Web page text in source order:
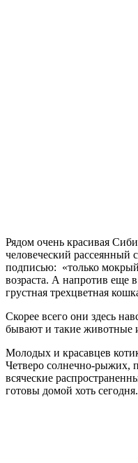
Рядом очень красивая
человеческий рассеянный
подписью: «только мокрый
возраста. А напротив еще
грустная трехцветная
Скорее всего они здесь
бывают и такие
Молодых и красавцев
Четверо солнечно-рыжих,
всяческие
готовы домой хоть сегодня.